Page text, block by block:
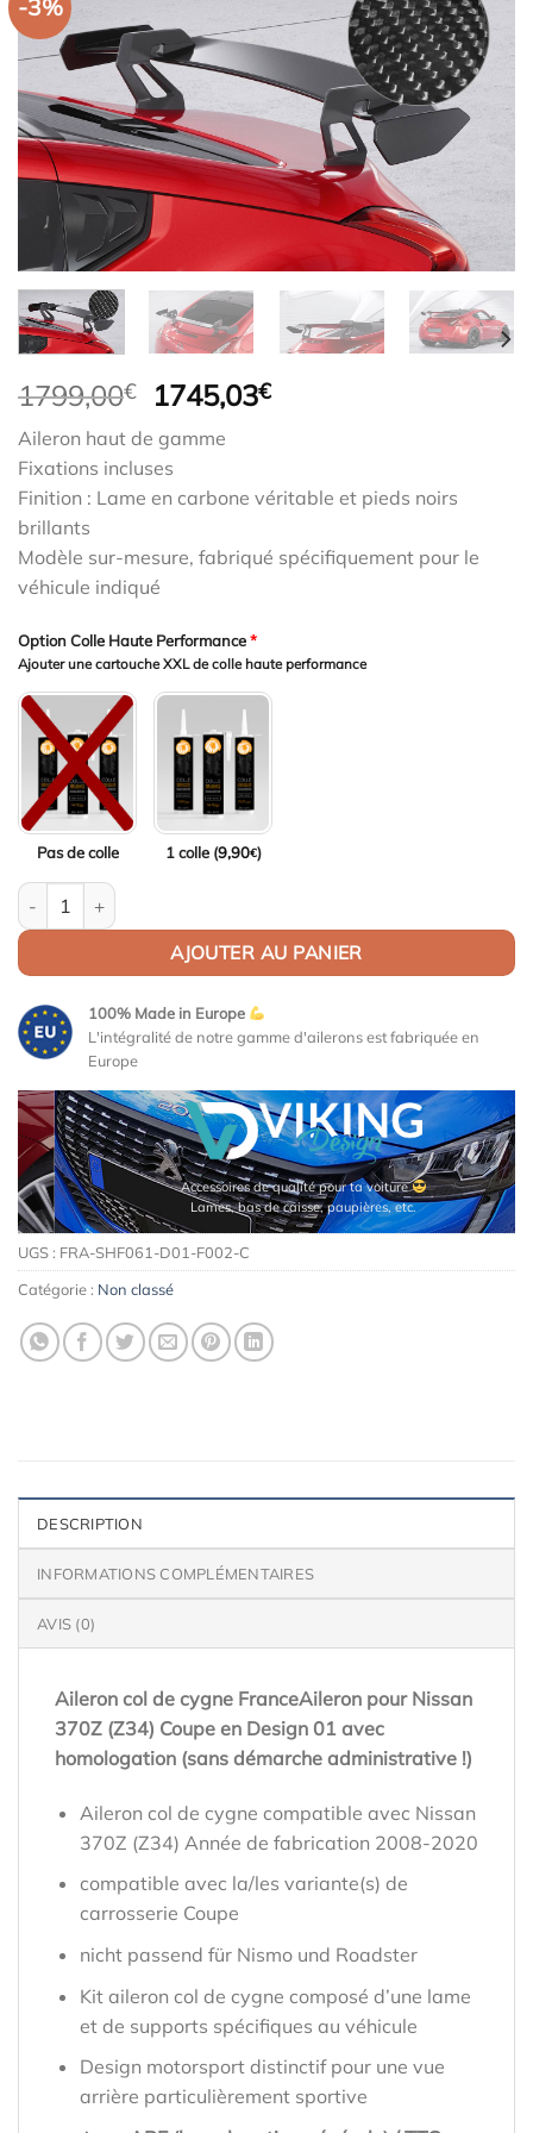
-3%
1799,00€
Le
initial
était :
1799,00€.
1745,03€Le
1745,03€.
Aileron haut de gamme
Fixations incluses
Finition : Lame en carbone véritable et pieds noirs
brillants
Modèle sur-mesure, fabriqué spécifiquement pour le
véhicule indiqué
Option Colle Haute Performance*
Ajouter une cartouche XXL de colle haute performance
Pas de colle 1 colle (9,90€)
quantité de Aileron Col de cygne V1 pour Nissan 370Z (Z34)
AJOUTER AU PANIER
100% Made in Europe
L'intégralité de notre gamme d'ailerons est fabriquée en
Europe
Accessoires de qualité pour ta voiture
Lames, bas de caisse, paupières, etc.
UGS : FRA-SHF061-D01-F002-C
Catégorie : Non classé
DESCRIPTION
INFORMATIONS COMPLÉMENTAIRES
AVIS (0)
Aileron col de cygne FranceAileron pour Nissan
370Z (Z34) Coupe en Design 01 avec
homologation (sans démarche administrative !)
Aileron col de cygne compatible avec Nissan
370Z (Z34) Année de fabrication 2008-2020
compatible avec la/les variante(s) de
carrosserie Coupe
nicht passend für Nismo und Roadster
Kit aileron col de cygne composé d’une lame
et de supports spécifiques au véhicule
Design motorsport distinctif pour une vue
arrière particulièrement sportive